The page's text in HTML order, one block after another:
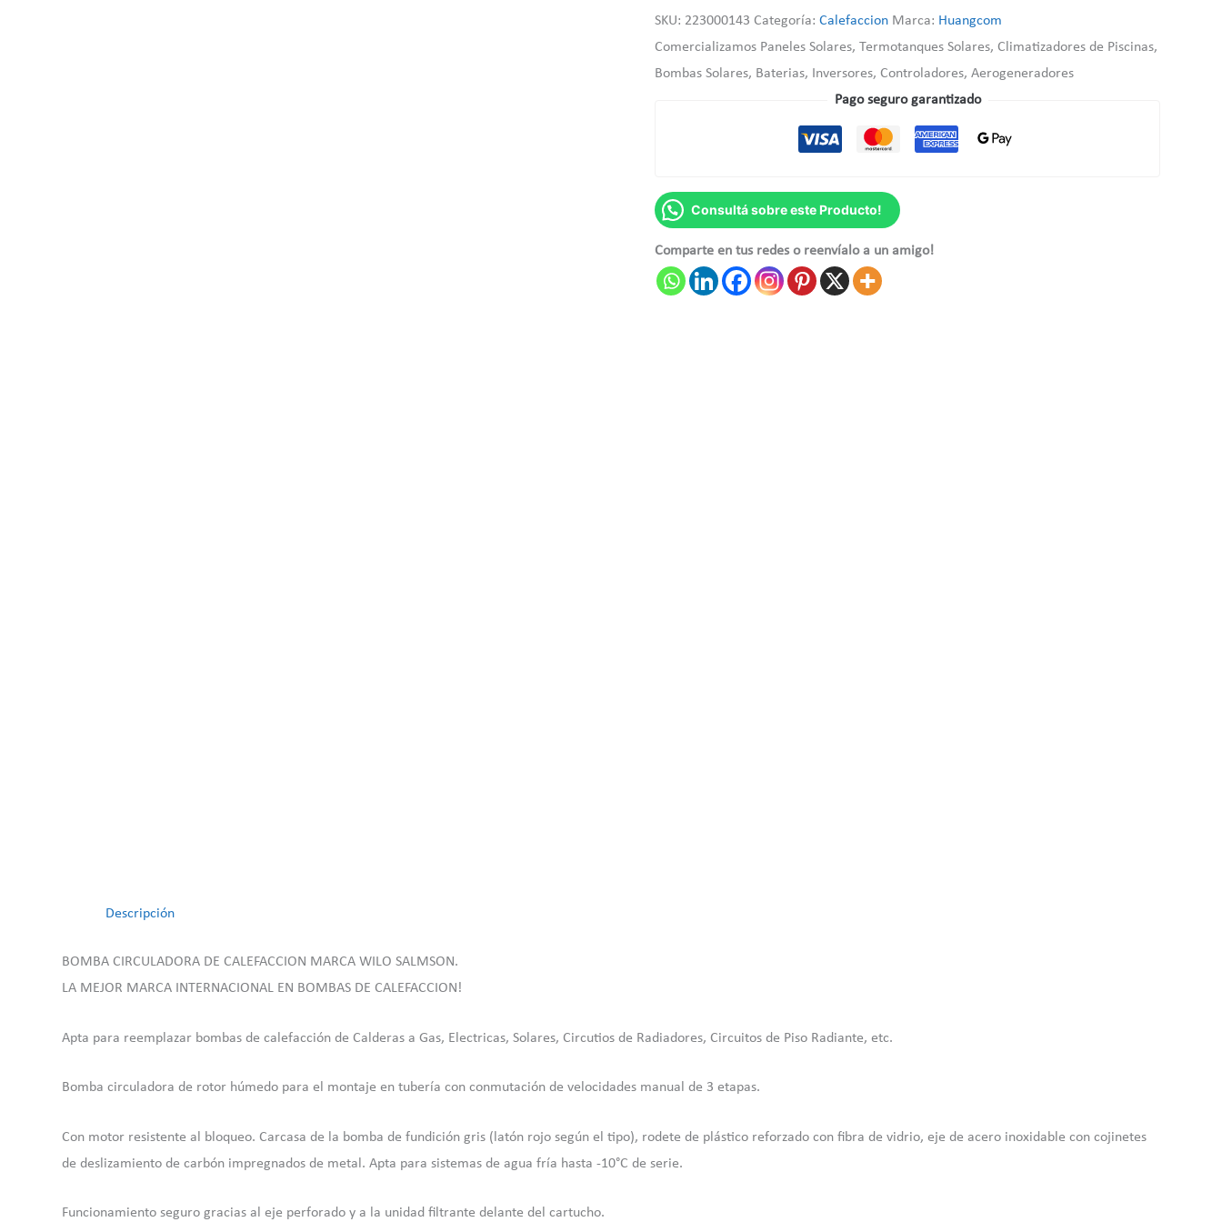
SKU: 223000143 Categoría:Calefaccion Marca: Huangcom
Comercializamos Paneles Solares, Termotanques Solares, Climatizadores de Piscinas,
Bombas Solares, Baterias, Inversores, Controladores, Aerogeneradores
Pago seguro garantizado
Consultá sobre este Producto!
Comparte en tus redes o reenvíalo a un amigo!
Descripción
BOMBA CIRCULADORA DE CALEFACCION MARCA WILO SALMSON.
LA MEJOR MARCA INTERNACIONAL EN BOMBAS DE CALEFACCION!
Apta para reemplazar bombas de calefacción de Calderas a Gas, Electricas, Solares, Circutios de Radiadores, Circuitos de Piso Radiante, etc.
Bomba circuladora de rotor húmedo para el montaje en tubería con conmutación de velocidades manual de 3 etapas.
Con motor resistente al bloqueo. Carcasa de la bomba de fundición gris (latón rojo según el tipo), rodete de plástico reforzado con fibra de vidrio, eje de acero inoxidable con cojinetes
de deslizamiento de carbón impregnados de metal. Apta para sistemas de agua fría hasta -10°C de serie.
Funcionamiento seguro gracias al eje perforado y a la unidad filtrante delante del cartucho.